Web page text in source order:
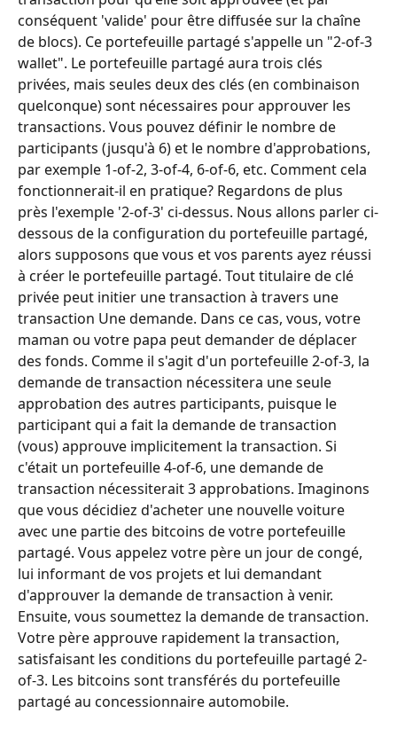
conséquent 'valide' pour être diffusée sur la chaîne
de blocs). Ce portefeuille partagé s'appelle un "2-of-3
wallet". Le portefeuille partagé aura trois clés
privées, mais seules deux des clés (en combinaison
quelconque) sont nécessaires pour approuver les
transactions. Vous pouvez définir le nombre de
participants (jusqu'à 6) et le nombre d'approbations,
par exemple 1-of-2, 3-of-4, 6-of-6, etc. Comment cela
fonctionnerait-il en pratique? Regardons de plus
près l'exemple '2-of-3' ci-dessus. Nous allons parler ci-
dessous de la configuration du portefeuille partagé,
alors supposons que vous et vos parents ayez réussi
à créer le portefeuille partagé. Tout titulaire de clé
privée peut initier une transaction à travers une
transaction Une demande. Dans ce cas, vous, votre
maman ou votre papa peut demander de déplacer
des fonds. Comme il s'agit d'un portefeuille 2-of-3, la
demande de transaction nécessitera une seule
approbation des autres participants, puisque le
participant qui a fait la demande de transaction
(vous) approuve implicitement la transaction. Si
c'était un portefeuille 4-of-6, une demande de
transaction nécessiterait 3 approbations. Imaginons
que vous décidiez d'acheter une nouvelle voiture
avec une partie des bitcoins de votre portefeuille
partagé. Vous appelez votre père un jour de congé,
lui informant de vos projets et lui demandant
d'approuver la demande de transaction à venir.
Ensuite, vous soumettez la demande de transaction.
Votre père approuve rapidement la transaction,
satisfaisant les conditions du portefeuille partagé 2-
of-3. Les bitcoins sont transférés du portefeuille
partagé au concessionnaire automobile.